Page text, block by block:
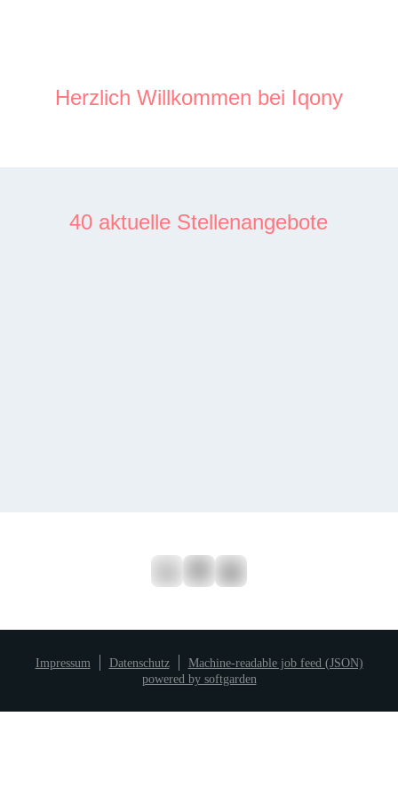
Herzlich Willkommen bei Iqony
40 aktuelle Stellenangebote
Impressum Datenschutz
Machine-readable job feed (JSON)
powered by softgarden